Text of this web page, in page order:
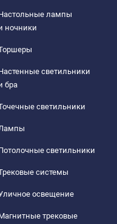
лампы
ночники
светильники
бра
светильники
светильники
системы
освещение
трековые